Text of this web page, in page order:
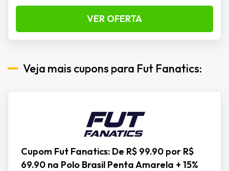
VER OFERTA
Veja mais cupons para Fut Fanatics:
Cupom Fut Fanatics: De R$ 99.90 por R$
69.90 na Polo Brasil Penta Amarela + 15%